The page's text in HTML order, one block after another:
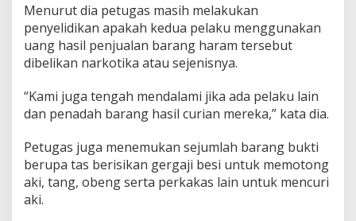
Menurut dia petugas masih melakukan
penyelidikan apakah kedua pelaku menggunakan
uang hasil penjualan barang haram tersebut
dibelikan narkotika atau sejenisnya.
“Kami juga tengah mendalami jika ada pelaku lain
dan penadah barang hasil curian mereka,” kata dia.
Petugas juga menemukan sejumlah barang bukti
berupa tas berisikan gergaji besi untuk memotong
aki, tang, obeng serta perkakas lain untuk mencuri
aki.